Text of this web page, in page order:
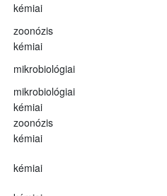
kémiai
zoonózis
kémiai
mikrobiológiai
mikrobiológiai
kémiai
zoonózis
kémiai
kémiai